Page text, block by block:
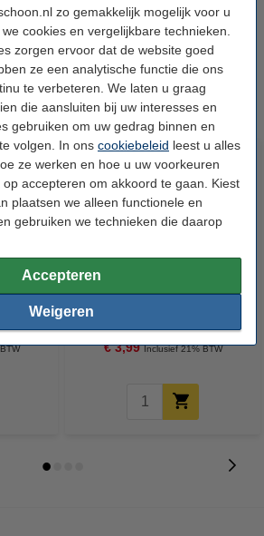
zo gemakkelijk mogelijk voor u
cookies en vergelijkbare technieken.
zorgen ervoor dat de website goed
ze een analytische functie die ons
te verbeteren. We laten u graag
die aansluiten bij uw interesses en
gebruiken om uw gedrag binnen en
volgen. In ons cookiebeleid leest u alles
ze werken en hoe u uw voorkeuren
accepteren om akkoord te gaan. Kiest
plaatsen we alleen functionele en
gebruiken we technieken die daarop
Accepteren
Weigeren
en Blik (kunststof, rood)
producten
(10
Microvezeldoekjes 32 x 32 cm
€ 3,99 Inclusief 21% BTW